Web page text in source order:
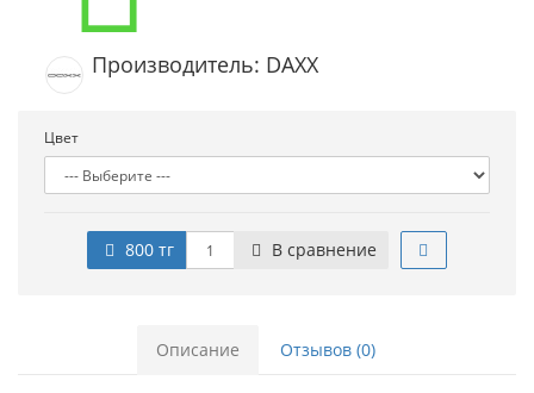
Производитель: DAXX
Цвет
800 тг В сравнение
Описание Отзывов (0)